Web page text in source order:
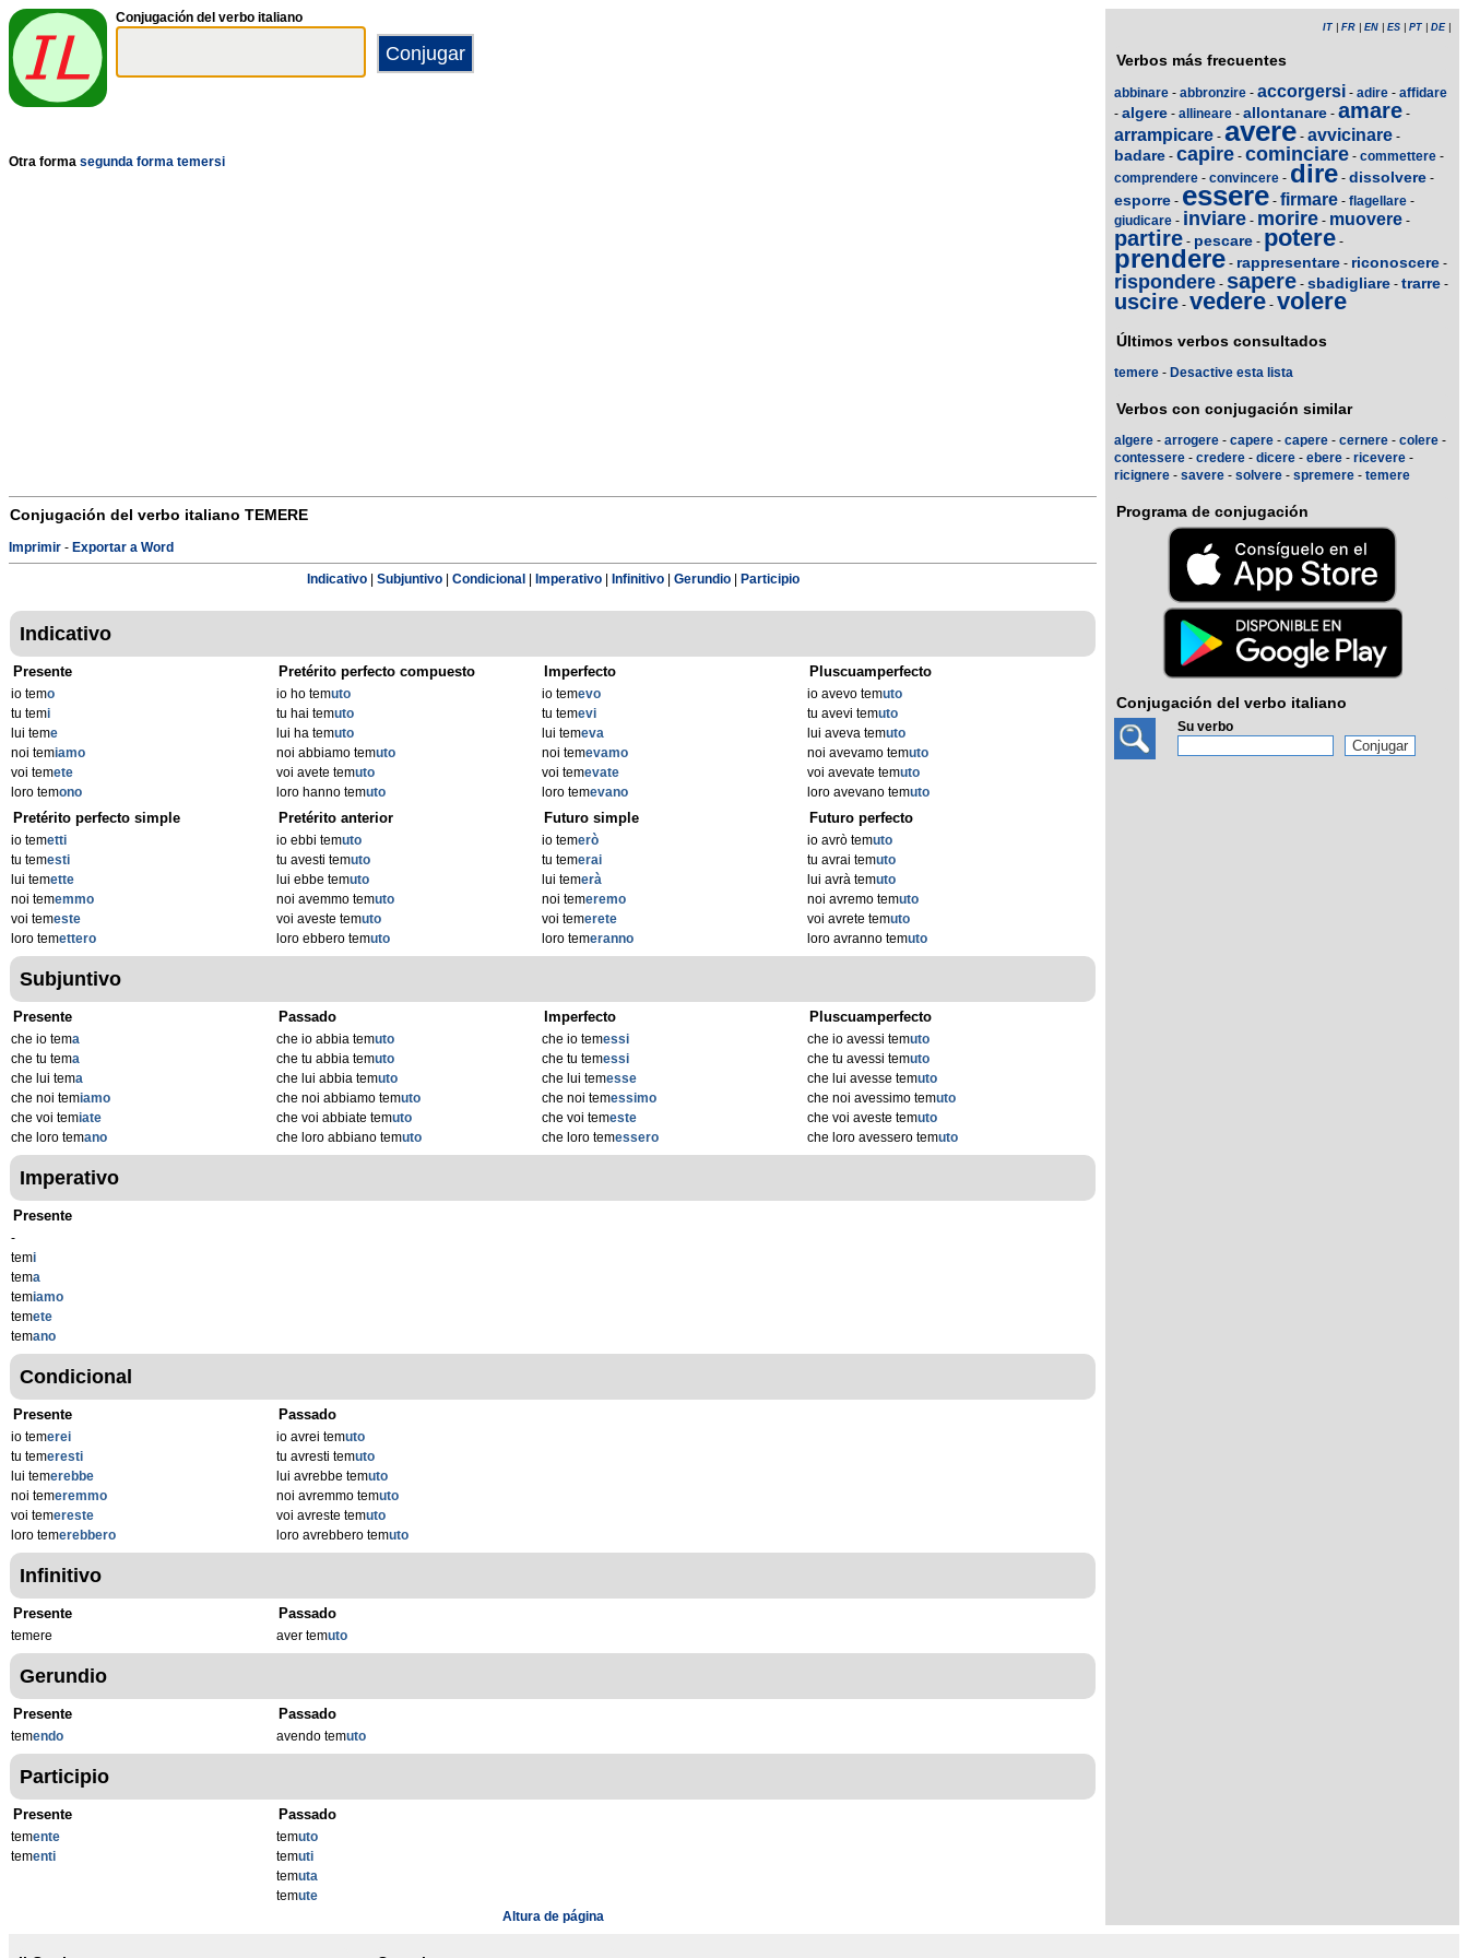
Conjugación del verbo italiano
Otra forma segunda forma temersi
Conjugación del verbo italiano TEMERE
Imprimir - Exportar a Word
Indicativo| Subjuntivo| Condicional Imperativo| Infinitivo| Gerundio| Participio
Indicativo
Presente
io temo
tu temi
lui teme
noi temiamo
voi temete
loro temono
Pretérito perfecto compuesto
io ho temuto
tu hai temuto
lui ha temuto
noi abbiamo temuto
voi avete temuto
loro hanno temuto
Imperfecto
io temevo
tu temevi
lui temeva
noi temevamo
voi temevate
loro temevano
Pluscuamperfecto
io avevo temuto
tu avevi temuto
lui aveva temuto
noi avevamo temuto
voi avevate temuto
loro avevano temuto
Pretérito perfecto simple
io temetti
tu temesti
lui temette
noi tememmo
voi temeste
loro temettero
Pretérito anterior
io ebbi temuto
tu avesti temuto
lui ebbe temuto
noi avemmo temuto
voi aveste temuto
loro ebbero temuto
Futuro simple
io temerò
tu temerai
lui temerà
noi temeremo
voi temerete
loro temeranno
Futuro perfecto
io avrò temuto
tu avrai temuto
lui avrà temuto
noi avremo temuto
voi avrete temuto
loro avranno temuto
Subjuntivo
Presente
che io tema
che tu tema
che lui tema
che noi temiamo
che voi temiate
che loro temano
Passado
che io abbia temuto
che tu abbia temuto
che lui abbia temuto
che noi abbiamo temuto
che voi abbiate temuto
che loro abbiano temuto
Imperfecto
che io temessi
che tu temessi
che lui temesse
che noi temessimo
che voi temeste
che loro temessero
Pluscuamperfecto
che io avessi temuto
che tu avessi temuto
che lui avesse temuto
che noi avessimo temuto
che voi aveste temuto
che loro avessero temuto
Imperativo
Presente
-
temi
tema
temiamo
temete
temano
Condicional
Presente
io temerei
tu temeresti
lui temerebbe
noi temeremmo
voi temereste
loro temerebbero
Passado
io avrei temuto
tu avresti temuto
lui avrebbe temuto
noi avremmo temuto
voi avreste temuto
loro avrebbero temuto
Infinitivo
Presente
temere
Passado
aver temuto
Gerundio
Presente
temendo
Passado
avendo temuto
Participio
Presente
temente
tementi
Passado
temuto
temuti
temuta
temute
Altura de página
IT FR EN ES PT DE|
Verbos más frecuentes
abbinare - abbronzire - accorgersi - adire - affidare
- algere - allineare - allontanare - amare -
arrampicare - avere - avvicinare -
badare - capire - cominciare - commettere -
comprendere - convincere - dire - dissolvere -
esporre - essere - firmare - flagellare -
giudicare - inviare - morire - muovere -
partire - pescare - potere -
prendere - rappresentare - riconoscere -
rispondere - sapere - sbadigliare - trarre -
uscire - vedere - volere
Últimos verbos consultados
temere - Desactive esta lista
Verbos con conjugación similar
algere - arrogere - capere - capere - cernere - colere -
contessere - credere - dicere - ebere - ricevere -
ricignere - savere - solvere - spremere - temere
Programa de conjugación
Conjugación del verbo italiano
Su verbo